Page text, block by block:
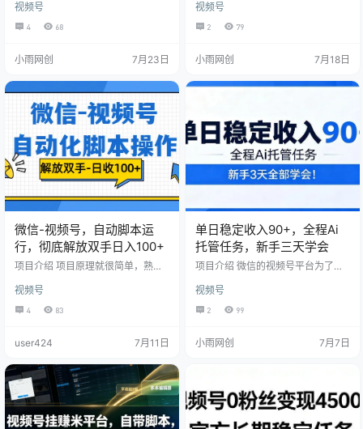
前技术已经成熟，收入也是达到了
持续稳定的状态，3个月变现1.9W，
全程都是Ai操作，不需要人工，不管
学习，2天就能全部掌握，主要做的
视频号
4 68
小雨网创 7月23日
前技术已经成熟，收入也是达到了
持续稳定的状态，3个月变现1.9W，
全程都是Ai操作，不需要人工，不管
学习，2天就能全部掌握，主要做的
拿到官方的收入!
视频号
2 79
小雨网创 7月18日
微信-视频号，自动脚本运
行，彻底解放双手日入100+
项目介绍 项目原理就很简单，熟悉
是存在一定门槛的，像视频号创作
者分成计划，就规定必须要有 100
个 粉丝，点赞，关注量上不去的
会通过一些途径，花钱来获取这个
务的，收益也来自于这类人群 这个
挂机项目非常简单，你可能熟悉类
似的悬赏平台：许多博主在这些平
台上发布任务，例如让人点赞关注
或评论留言等 而视…
视频号
4 83
user424 7月11日
单日稳定收入90+，全程Ai
托管任务，新手三天学会
项目介绍 微信的视频号平台为了抢
任务推出了Ai托管挂播的特定任务，
经过授权备案之后，利用心i工具和
软件，模仿真人在播，不需要人
可以做，收入相对来说比较稳定!单
视频号
2 99
小雨网创 7月7日